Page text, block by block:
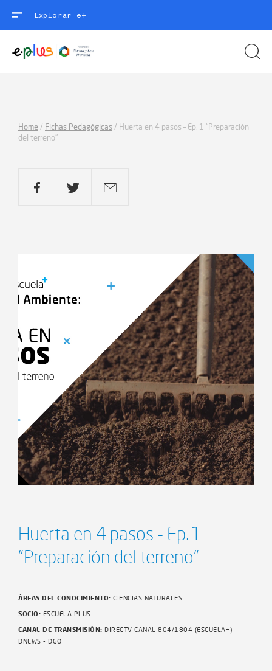
Explorar e+
Home / Fichas Pedagógicas / Huerta en 4 pasos – Ep. 1 “Preparación
del terreno”
Huerta en 4 pasos - Ep. 1
"Preparación del terreno"
ÁREAS DEL CONOCIMIENTO: CIENCIAS NATURALES
SOCIO: ESCUELA PLUS
CANAL DE TRANSMISIÓN: DIRECTV CANAL 804/1804 (ESCUELA+) -
DNEWS - DGO